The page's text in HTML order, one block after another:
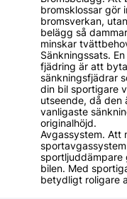
bromsklossar gör
bromsverkan,
belägg så
minskar
Sänkningssats.
fjädring är att
sänkningsfjädrar
din bil sportigare
utseende, då den
vanligaste
originalhöjd.
Avgassystem. Att
sportljuddämpare
bilen. Med
betydligt roligare